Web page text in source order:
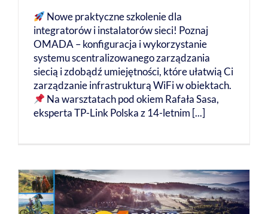
Nowe praktyczne szkolenie dla
integratorów i instalatorów sieci! Poznaj
OMADA – konfiguracja i wykorzystanie
systemu scentralizowanego zarządzania
siecią i zdobądź umiejętności, które ułatwią Ci
zarządzanie infrastrukturą WiFi w obiektach.
Na warsztatach pod okiem Rafała Sasa,
eksperta TP-Link Polska z 14-letnim [...]